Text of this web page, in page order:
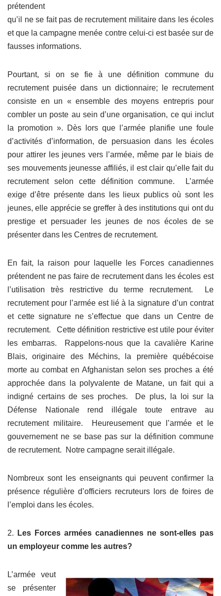
prétendent
qu’il ne se fait pas de recrutement militaire dans les écoles
et que la campagne menée contre celui-ci est basée sur de
fausses informations.
Pourtant, si on se fie à une définition commune du
recrutement puisée dans un dictionnaire; le recrutement
consiste en un « ensemble des moyens entrepris pour
combler un poste au sein d’une organisation, ce qui inclut
la promotion ». Dès lors que l’armée planifie une foule
d’activités d’information, de persuasion dans les écoles
pour attirer les jeunes vers l’armée, même par le biais de
ses mouvements jeunesse affiliés, il est clair qu’elle fait du
recrutement selon cette définition commune. L’armée
exige d’être présente dans les lieux publics où sont les
jeunes, elle apprécie se greffer à des institutions qui ont du
prestige et persuader les jeunes de nos écoles de se
présenter dans les Centres de recrutement.
En fait, la raison pour laquelle les Forces canadiennes
prétendent ne pas faire de recrutement dans les écoles est
l’utilisation très restrictive du terme recrutement. Le
recrutement pour l’armée est lié à la signature d’un contrat
et cette signature ne s’effectue que dans un Centre de
recrutement. Cette définition restrictive est utile pour éviter
les embarras. Rappelons-nous que la cavalière Karine
Blais, originaire des Méchins, la première québécoise
morte au combat en Afghanistan selon ses proches a été
approchée dans la polyvalente de Matane, un fait qui a
indigné certains de ses proches. De plus, la loi sur la
Défense Nationale rend illégale toute entrave au
recrutement militaire. Heureusement que l’armée et le
gouvernement ne se base pas sur la définition commune
de recrutement. Notre campagne serait illégale.
Nombreux sont les enseignants qui peuvent confirmer la
présence régulière d’officiers recruteurs lors de foires de
l’emploi dans les écoles.
2.
Les Forces armées canadiennes ne sont-elles pas
un employeur comme les autres?
L’armée veut
se présenter